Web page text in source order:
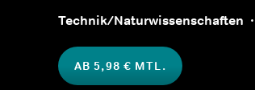
Technik/Naturwissenschaften
AB 5,98 € MTL.